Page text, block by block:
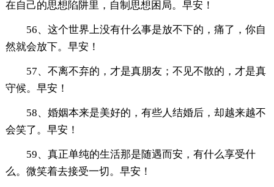
在自己的思想陷阱里，自制思想困局。早安！
56、这个世界上没有什么事是放不下的，痛了，你自
然就会放下。早安！
57、不离不弃的，才是真朋友；不见不散的，才是真
守候。早安！
58、婚姻本来是美好的，有些人结婚后，却越来越不
会笑了。早安！
59、真正单纯的生活那是随遇而安，有什么享受什
么。微笑着去接受一切。早安！